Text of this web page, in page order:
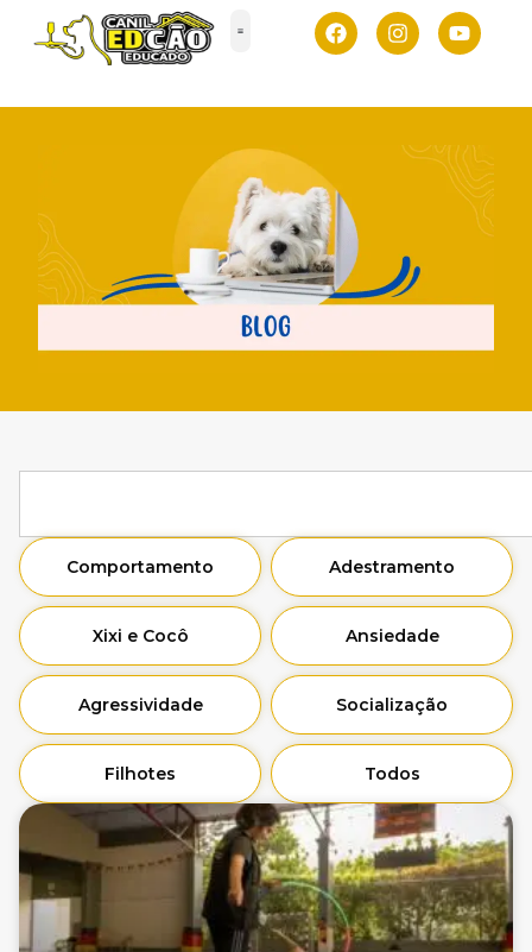
Comportamento Adestramento
Xixi e Cocô Ansiedade
Agressividade Socialização
Filhotes Todos